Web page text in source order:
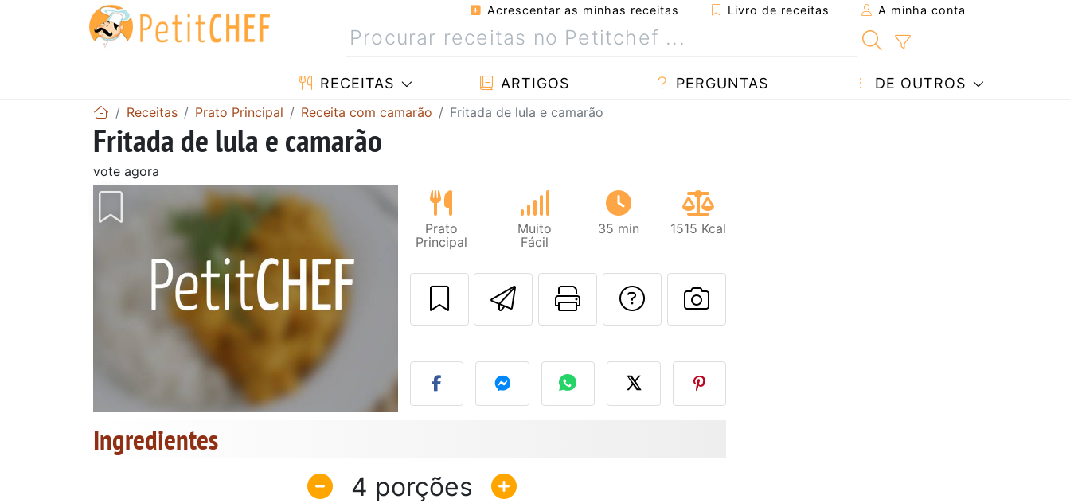
Acrescentar as minhas receitas Livro de receitas A minha conta
RECEITAS ARTIGOS PERGUNTAS DE OUTROS
Receitas Prato Principal Receita com camarão Fritada de lula e camarão
Fritada de lula e camarão
vote agora
Prato
Principal
Muito
Fácil
35 min 1515 Kcal
Enviar esta receita a um amigo
Imprima esta página
Falar com o autor da receita
Fez esta receita? Compartilhe
Ingredientes
4